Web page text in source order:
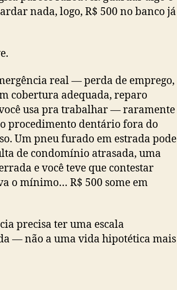
nada, logo, R$ 500 no banco já
real — perda de emprego,
cobertura adequada, reparo
usa pra trabalhar — raramente
procedimento dentário fora do
Um pneu furado em estrada pode
de condomínio atrasada, uma
e você teve que contestar
o mínimo… R$ 500 some em
precisa ter uma escala
— não a uma vida hipotética mais